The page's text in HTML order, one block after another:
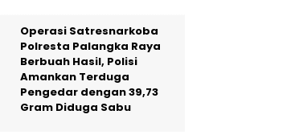
Operasi Satresnarkoba
Polresta Palangka Raya
Berbuah Hasil, Polisi
Amankan Terduga
Pengedar dengan 39,73
Gram Diduga Sabu